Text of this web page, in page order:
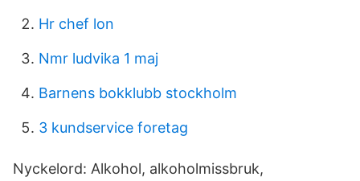
Hr chef lon
Nmr ludvika 1 maj
Barnens bokklubb stockholm
3 kundservice foretag
Nyckelord: Alkohol, alkoholmissbruk,